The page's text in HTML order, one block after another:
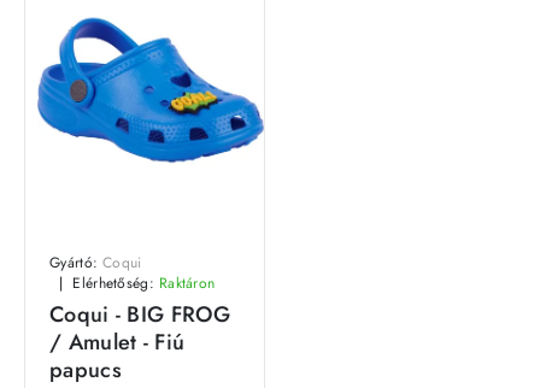
Gyártó: Coqui
Elérhetőség: Raktáron
Coqui - BIG FROG
/ Amulet - Fiú
papucs